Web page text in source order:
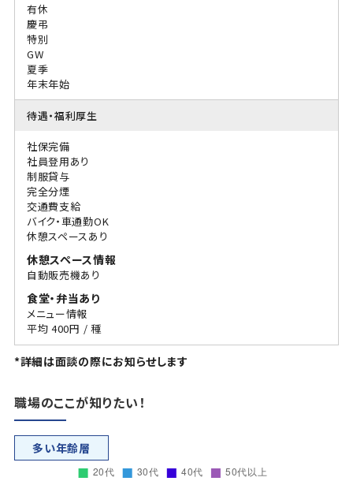
有休
慶弔
特別
GW
夏季
年末年始
待遇・福利厚生
社保完備
社員登用あり
制服貸与
完全分煙
交通費支給
バイク・車通勤OK
休憩スペースあり
休憩スペース情報
自動販売機あり
食堂・弁当あり
メニュー情報
平均 400円 / 種
*詳細は面談の際にお知らせします
職場のここが知りたい！
多い年齢層